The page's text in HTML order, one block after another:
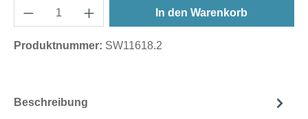
In den Warenkorb
Produktnummer: SW11618.2
Beschreibung